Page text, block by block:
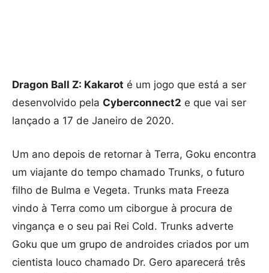
Dragon Ball Z: Kakarot é um jogo que está a ser
desenvolvido pela Cyberconnect2 e que vai ser
lançado a 17 de Janeiro de 2020.
Um ano depois de retornar à Terra, Goku encontra
um viajante do tempo chamado Trunks, o futuro
filho de Bulma e Vegeta. Trunks mata Freeza
vindo à Terra como um ciborgue à procura de
vingança e o seu pai Rei Cold. Trunks adverte
Goku que um grupo de androides criados por um
cientista louco chamado Dr. Gero aparecerá três